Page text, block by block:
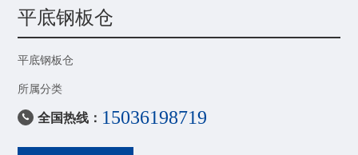
平底钢板仓
平底钢板仓
所属分类
 全国热线： 15036198719